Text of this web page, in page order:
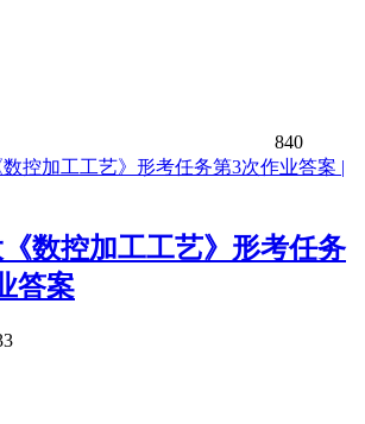
840
数控加工工艺》形考任务
答案